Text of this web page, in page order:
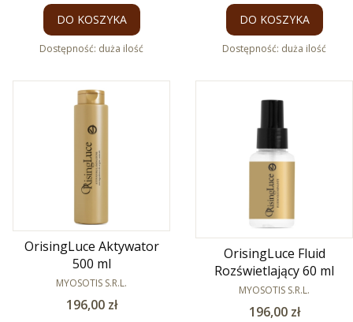
DO KOSZYKA
Dostępność: duża ilość
DO KOSZYKA
Dostępność: duża ilość
OrisingLuce Aktywator
500 ml
PRODUCENT
MYOSOTIS S.R.L.
Cena
196,00 zł
OrisingLuce Fluid
Rozświetlający 60 ml
PRODUCENT
MYOSOTIS S.R.L.
Cena
196,00 zł